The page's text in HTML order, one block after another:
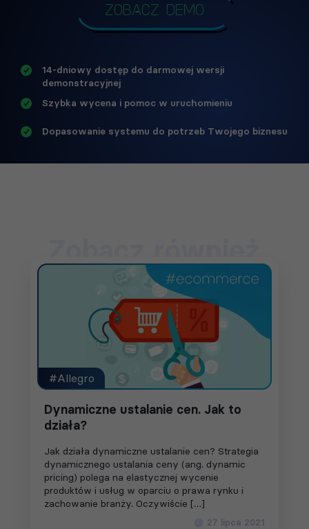
Zobacz demo
14-dniowy dostęp do darmowej wersji
demonstracyjnej
Szybka wycena i pomoc w uruchomieniu
Dopasowanie systemu do potrzeb Twojego biznesu
#Allegro
Dynamiczne ustalanie cen. Jak to
działa?
Jak działa dynamiczne ustalanie cen? Strategia
dynamicznego ustalania ceny (ang. dynamic
pricing) polega na elastycznej wycenie
produktów i usług w oparciu o prawa rynku i
zachowanie branży. Oczywiście […]
27 lipca 2021